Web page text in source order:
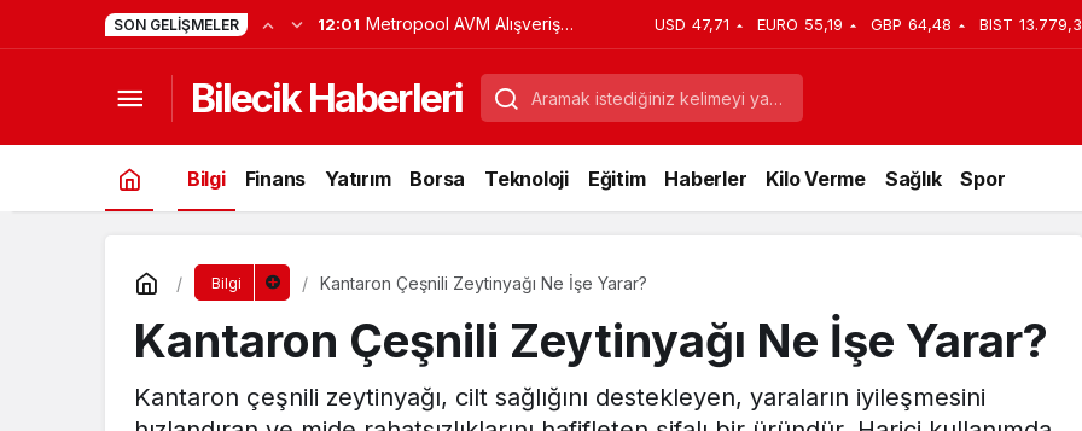
SON GELIŞMELER 12:01 Metropool AVM Alışveriş
Deneyimi Nasıl Bir Yapı
USD 47,71 EURO 55,19 GBP 64,48 BIST
Bilecik Haberleri
Bilgi Finans Yatırım Borsa Teknoloji Eğitim Haberler Kilo Verme Sağlık Spor
Bilgi Kantaron Çeşnili Zeytinyağı Ne İşe Yarar?
Kantaron Çeşnili Zeytinyağı Ne İşe Yarar?
Kantaron çeşnili zeytinyağı, cilt sağlığını destekleyen, yaraların iyileşmesini